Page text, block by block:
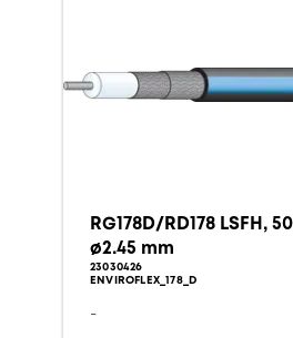
RG178D/RD178 LSFH,
ø2.45 mm
23030426
ENVIROFLEX_178_D
-